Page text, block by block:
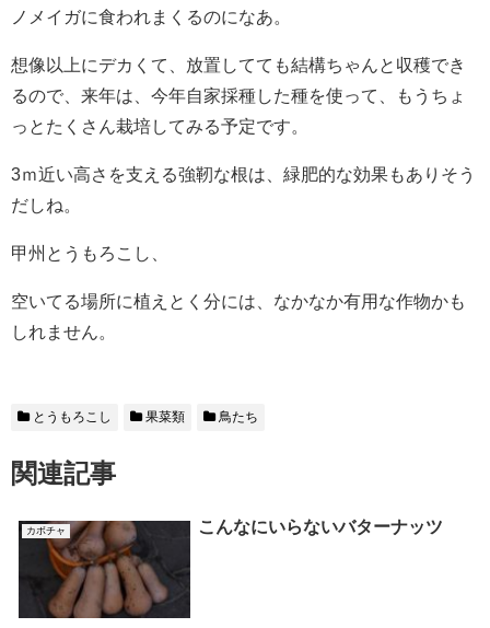
ノメイガに食われまくるのになあ。
想像以上にデカくて、放置してても結構ちゃんと収穫でき
るので、来年は、今年自家採種した種を使って、もうちょ
っとたくさん栽培してみる予定です。
3ｍ近い高さを支える強靭な根は、緑肥的な効果もありそう
だしね。
甲州とうもろこし、
空いてる場所に植えとく分には、なかなか有用な作物かも
しれません。
とうもろこし 果菜類 鳥たち
関連記事
カボチャ こんなにいらないバターナッツ